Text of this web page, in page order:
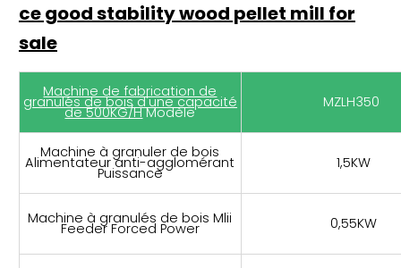
ce good stability wood pellet mill for
sale
Machine de fabrication de
granulés de bois d'une capacité
de 500KG/HModèle
MZLH350
Machine à granuler de bois
Alimentateur anti-agglomérant
Puissance
1,5KW
Machine à granulés de bois Mlii
Feeder Forced Power 0,55KW